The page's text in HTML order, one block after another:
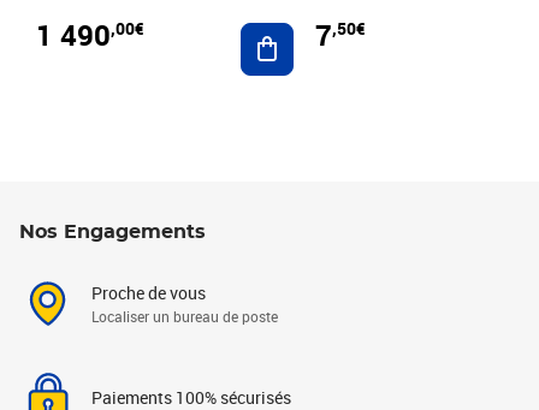
1 490,00€ Ajouter au panier
7,50€
Nos Engagements
Proche de vous
Localiser un bureau de poste
Paiements 100% sécurisés